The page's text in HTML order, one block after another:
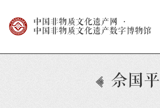
中国非物质文化遗产网
·
中国非物质文化遗产数字博物馆
佘国平